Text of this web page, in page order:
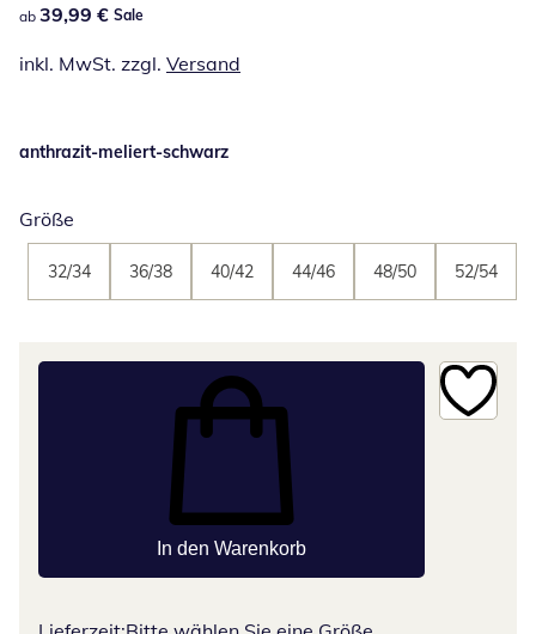
39,99 €
ab 39,99 € Sale
inkl. MwSt. zzgl. Versand
anthrazit-meliert-schwarz
Größe
32/34 36/38 40/42 44/46 48/50 52/54
In den Warenkorb